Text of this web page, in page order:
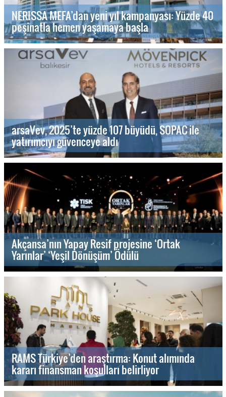
NERISSA MEFA’dan yeni yıl kampanyası: Yüzde 40
peşinatla hemen yaşamaya başla
arsaVev, 2025’te yüzde 107 büyüdü, SOPAC ile
yatırımcıyı güvenceye aldı
Akçansa’nın Yapay Resif projesine ‘Ortak
Yarınlar’ ‘Yeşil Dönüşüm’ Ödülü
RAMS Türkiye’den araştırma: Konut alımında
kararı finansman koşulları belirliyor